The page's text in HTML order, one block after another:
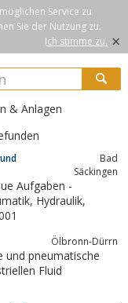
Service zu
Sie der Nutzung zu.
Ich stimme zu. ×
& Anlagen
Bad
Säckingen
Aufgaben -
Ölbronn-Dürrn
und pneumatische
Fluid